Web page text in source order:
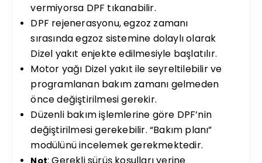
vermiyorsa DPF tıkanabilir.
DPF rejenerasyonu, egzoz zamanı
sırasında egzoz sistemine dolaylı olarak
Dizel yakıt enjekte edilmesiyle başlatılır.
Motor yağı Dizel yakıt ile seyreltilebilir ve
programlanan bakım zamanı gelmeden
önce değiştirilmesi gerekir.
Düzenli bakım işlemlerine göre DPF’nin
değiştirilmesi gerekebilir. “Bakım planı”
modülünü incelemek gerekmektedir.
Not